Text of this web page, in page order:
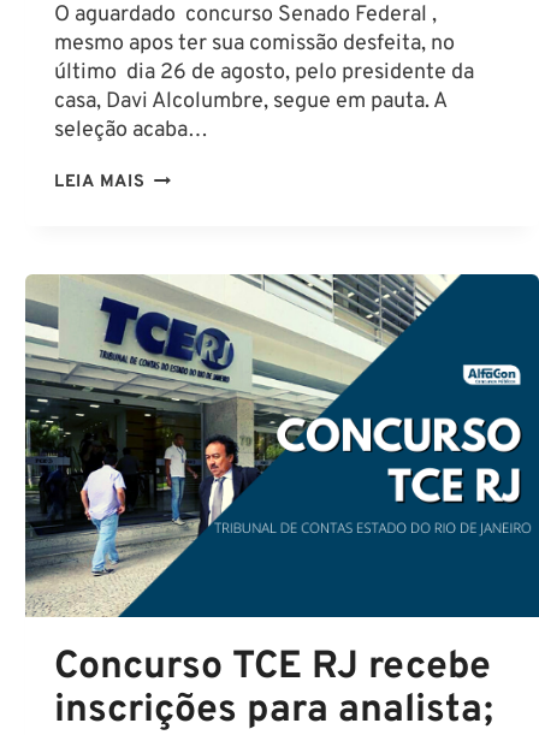
O aguardado concurso Senado Federal ,
mesmo apos ter sua comissão desfeita, no
último dia 26 de agosto, pelo presidente da
casa, Davi Alcolumbre, segue em pauta. A
seleção acaba…
LEIA MAIS SENADO
PREVISTA
NO
PROJETO
DO
ORÇAMENTO
2021
Concurso TCE RJ recebe
inscrições para analista;